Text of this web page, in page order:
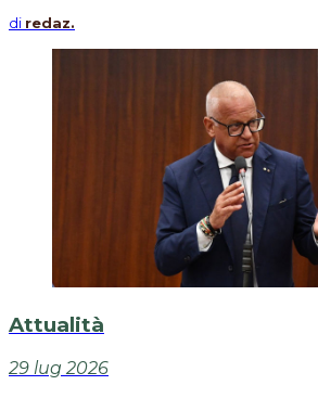
di redaz.
Attualità
29 lug 2026